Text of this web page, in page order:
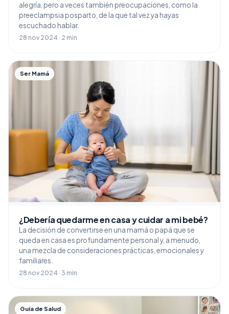
alegría, pero a veces también preocupaciones, como la
preeclampsia posparto, de la que tal vez ya hayas
escuchado hablar.
28 nov 2024 · 2 min
Ser Mamá
¿Debería quedarme en casa y cuidar a mi bebé?
La decisión de convertirse en una mamá o papá que se
queda en casa es profundamente personal y, a menudo,
una mezcla de consideraciones prácticas, emocionales y
familiares.
28 nov 2024 · 3 min
Guía de Salud